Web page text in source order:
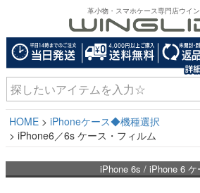
革小物・スマホケース専門店ウイ
HOME
iPhoneケース◆機種選択
iPhone6／6s ケース・フィルム
iPhone 6s / iPhone 6 ケ